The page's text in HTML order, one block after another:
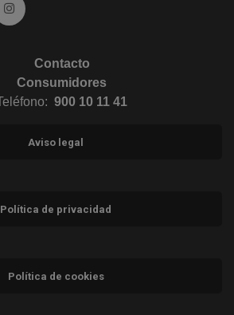
Ir a Instagram (abre en ventana nueva)
Contacto
Consumidores
Teléfono: 900 10 11 41
Aviso legal
Política de privacidad
Política de cookies